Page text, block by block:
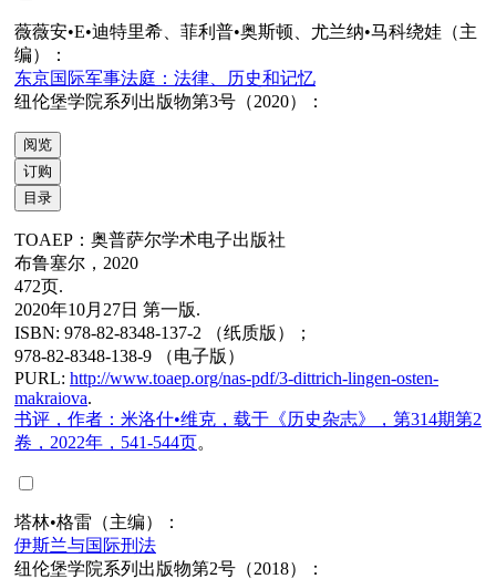
薇薇安•E•迪特里希、菲利普•奥斯顿、尤兰纳•马科绕娃（主
编）：
东京国际军事法庭：法律、历史和记忆
纽伦堡学院系列出版物第3号（2020）：
阅览
订购
目录
TOAEP：奥普萨尔学术电子出版社
布鲁塞尔，2020
472页.
2020年10月27日 第一版.
ISBN: 978-82-8348-137-2 （纸质版）；
978-82-8348-138-9 （电子版）
PURL: http://www.toaep.org/nas-pdf/3-dittrich-lingen-osten-
makraiova.
书评，作者：米洛什•维克，载于《历史杂志》，第314期第2
卷，2022年，541-544页。
塔林•格雷（主编）：
伊斯兰与国际刑法
纽伦堡学院系列出版物第2号（2018）：